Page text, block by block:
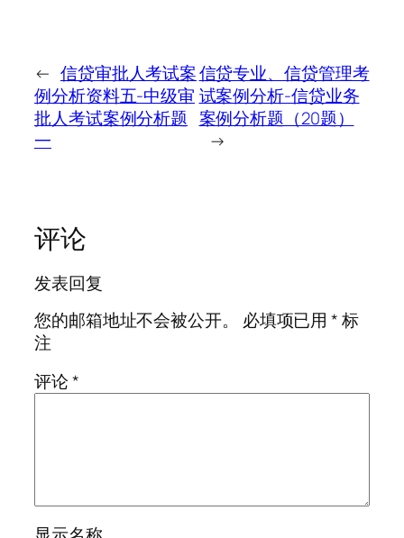
← 信贷审批人考试案
例分析资料五-中级审
批人考试案例分析题
一
信贷专业、信贷管理考
试案例分析-信贷业务
案例分析题（20题）
→
评论
发表回复
您的邮箱地址不会被公开。
必填项已用*标
注
评论*